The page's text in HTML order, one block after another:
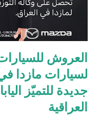
العروش
لسيارات مازدا
جديدة للتميّز
العراقية